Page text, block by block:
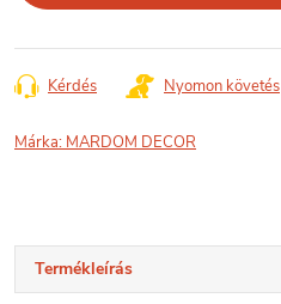
Kérdés Nyomon követés
Márka: MARDOM DECOR
Termékleírás